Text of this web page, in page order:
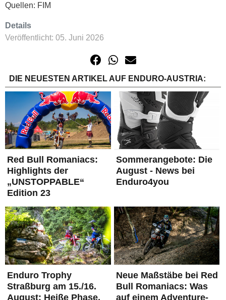
Quellen: FIM
Details
Veröffentlicht: 05. Juni 2026
DIE NEUESTEN ARTIKEL AUF ENDURO-AUSTRIA:
Red Bull Romaniacs:
Highlights der
„UNSTOPPABLE“
Edition 23
Sommerangebote: Die
August - News bei
Enduro4you
Enduro Trophy
Straßburg am 15./16.
August: Heiße Phase,
Neue Maßstäbe bei Red
Bull Romaniacs: Was
auf einem Adventure-